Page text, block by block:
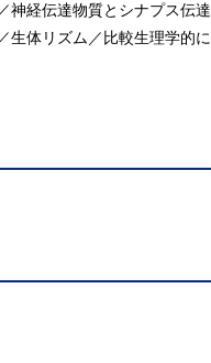
神経伝達物質とシナプス伝達
生体リズム／比較生理学的に